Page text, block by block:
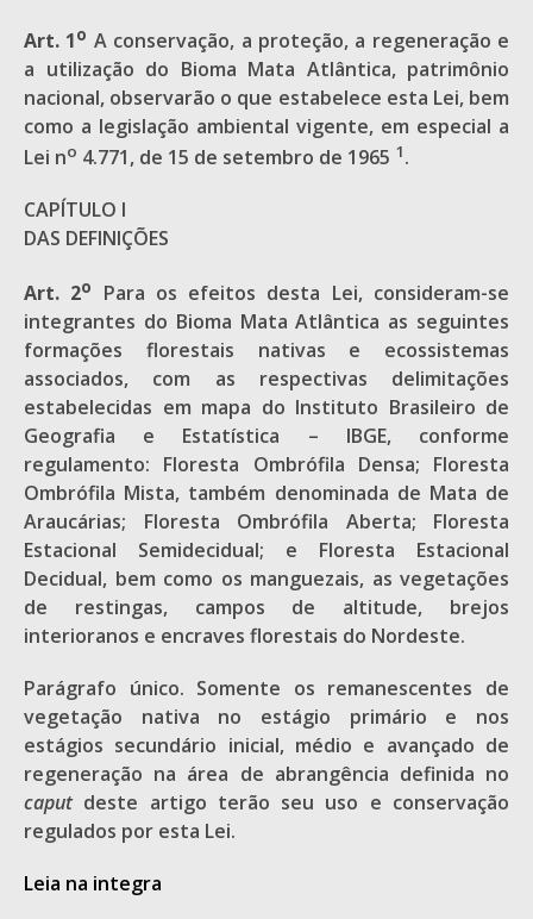
Art. 1o A conservação, a proteção, a regeneração e
a utilização do Bioma Mata Atlântica, patrimônio
nacional, observarão o que estabelece esta Lei, bem
como a legislação ambiental vigente, em especial a
Lei no 4.771, de 15 de setembro de 1965 1.
CAPÍTULO I
DAS DEFINIÇÕES
Art. 2o
Para os efeitos desta Lei, consideram-se
integrantes do Bioma Mata Atlântica as seguintes
formações florestais nativas e ecossistemas
associados, com as respectivas delimitações
estabelecidas em mapa do Instituto Brasileiro de
Geografia e Estatística – IBGE, conforme
regulamento: Floresta Ombrófila Densa; Floresta
Ombrófila Mista, também denominada de Mata de
Araucárias; Floresta Ombrófila Aberta; Floresta
Estacional Semidecidual; e Floresta Estacional
Decidual, bem como os manguezais, as vegetações
de restingas, campos de altitude, brejos
interioranos e encraves florestais do Nordeste.
Parágrafo único. Somente os remanescentes de
vegetação nativa no estágio primário e nos
estágios secundário inicial, médio e avançado de
regeneração na área de abrangência definida no
caputdeste artigo terão seu uso e conservação
regulados por esta Lei.
Leia na integra